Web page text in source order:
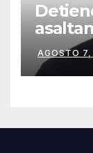
de
AGOSTO